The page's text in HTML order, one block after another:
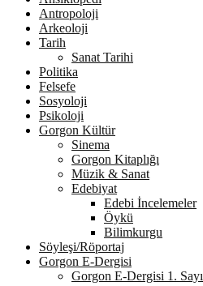
Antropoloji
Arkeoloji
Tarih
Sanat Tarihi
Politika
Felsefe
Sosyoloji
Psikoloji
Gorgon Kültür
Sinema
Gorgon Kitaplığı
Müzik & Sanat
Edebiyat
Edebi İncelemeler
Öykü
Bilimkurgu
Söyleşi/Röportaj
Gorgon E-Dergisi
Gorgon E-Dergisi 1. Sayı